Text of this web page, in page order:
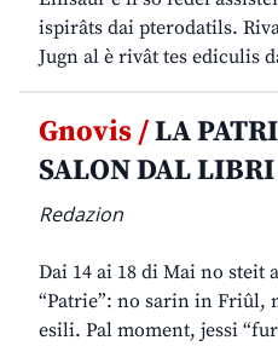
ispirâts dai pterodatils.
Jugn al è rivât tes ediculis
Gnovis /LA
SALON DAL
Redazion
Dai 14 ai 18 di Mai no steit
“Patrie”: no sarin in
esili. Pal moment, jessi